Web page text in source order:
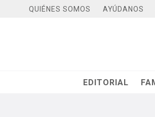
QUIÉNES SOMOS AYÚDANOS
EDITORIAL